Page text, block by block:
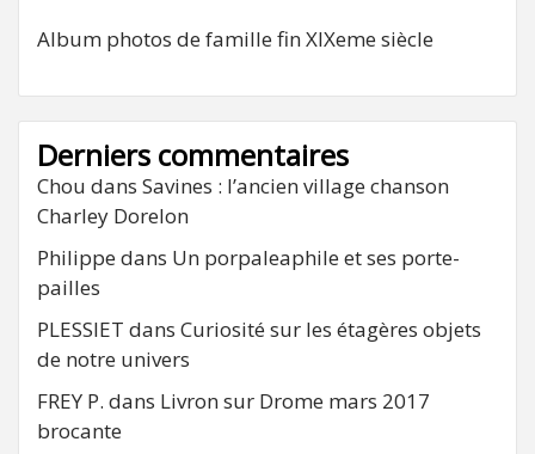
Album photos de famille fin XIXeme siècle
Derniers commentaires
Chou dans Savines : l’ancien village chanson
Charley Dorelon
Philippe dans Un porpaleaphile et ses porte-
pailles
PLESSIET dans Curiosité sur les étagères objets
de notre univers
FREY P. dans Livron sur Drome mars 2017
brocante